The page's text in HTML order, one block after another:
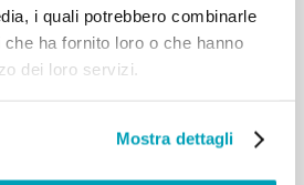
i quali potrebbero combinarle
ha fornito loro o che hanno
dei loro servizi.
Mostra dettagli
delle migrazioni forzate, delle
distrutte. Non possiamo
situazione è frutto di un
tentazione di iniziare a